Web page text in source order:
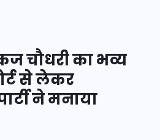
चौधरी का भव्य
से लेकर
ने मनाया